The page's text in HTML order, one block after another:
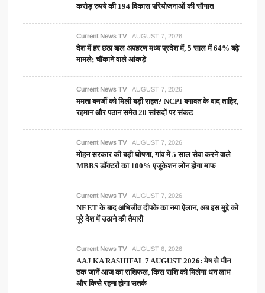
करोड़ रुपये की 194 विकास परियोजनाओं की सौगात
Current News TV AUGUST 7, 2026
देश में हर छठा बाल अपहरण मध्य प्रदेश में, 5 साल में 64% बढ़े
मामले; चौंकाने वाले आंकड़े
Current News TV AUGUST 7, 2026
ममता बनर्जी को मिली बड़ी राहत? NCPI बगावत के बाद ताहिर,
रहमान और पठान समेत 20 सांसदों पर संकट
Current News TV AUGUST 7, 2026
मोहन सरकार की बड़ी घोषणा, गांव में 5 साल सेवा करने वाले
MBBS डॉक्टरों का 100% एजुकेशन लोन होगा माफ
Current News TV AUGUST 7, 2026
NEET के बाद अभिजीत दीपके का नया ऐलान, अब इस मुद्दे को
पूरे देश में उठाने की तैयारी
Current News TV AUGUST 6, 2026
AAJ KA RASHIFAL 7 AUGUST 2026: मेष से मीन
तक जानें आज का राशिफल, किस राशि को मिलेगा धन लाभ
और किसे रहना होगा सतर्क